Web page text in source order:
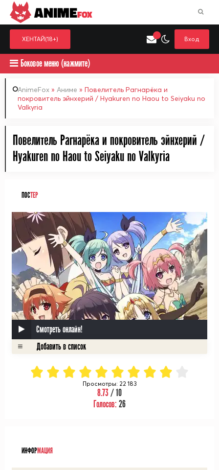
ANIMEFOX
ХЕНТАЙ(18+) Вход
Боковое меню (нажмите)
AnimeFox » Аниме » Повелитель Рагнарёка и
покровитель эйнхерий / Hyakuren no Haou to Seiyaku no
Valkyria
Повелитель Рагнарёка и покровитель эйнхерий /
Hyakuren no Haou to Seiyaku no Valkyria
ПОСТЕР
Смотреть онлайн!
Просмотры: 22 183
8.73/ 10
Голосов: 26
ИНФОРМАЦИЯ